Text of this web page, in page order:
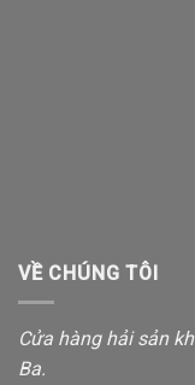
VỀ CHÚNG TÔI
Cửa hàng hải sản
Ba.